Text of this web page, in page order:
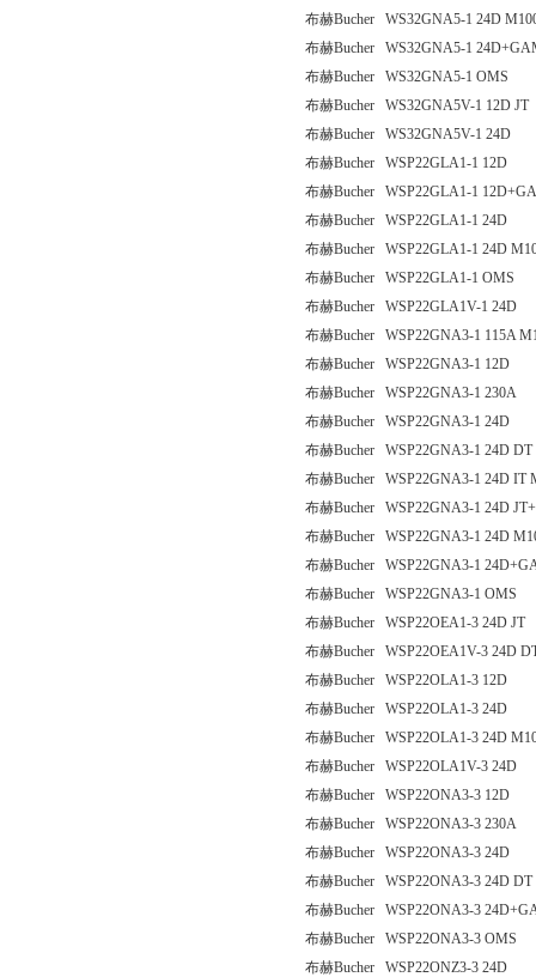
布赫Bucher WS32GNA5-1 24D
布赫Bucher WS32GNA5-1
布赫Bucher WS32GNA5-1 OMS
布赫Bucher WS32GNA5V-1 12D JT
布赫Bucher WS32GNA5V-1 24D
布赫Bucher WSP22GLA1-1 12D
布赫Bucher WSP22GLA1-1
布赫Bucher WSP22GLA1-1 24D
布赫Bucher WSP22GLA1-1 24D
布赫Bucher WSP22GLA1-1 OMS
布赫Bucher WSP22GLA1V-1 24D
布赫Bucher WSP22GNA3-1 115A
布赫Bucher WSP22GNA3-1 12D
布赫Bucher WSP22GNA3-1 230A
布赫Bucher WSP22GNA3-1 24D
布赫Bucher WSP22GNA3-1 24D DT
布赫Bucher WSP22GNA3-1 24D IT
布赫Bucher WSP22GNA3-1 24D
布赫Bucher WSP22GNA3-1 24D
布赫Bucher WSP22GNA3-1
布赫Bucher WSP22GNA3-1 OMS
布赫Bucher WSP22OEA1-3 24D JT
布赫Bucher WSP22OEA1V-3 24D
布赫Bucher WSP22OLA1-3 12D
布赫Bucher WSP22OLA1-3 24D
布赫Bucher WSP22OLA1-3 24D
布赫Bucher WSP22OLA1V-3 24D
布赫Bucher WSP22ONA3-3 12D
布赫Bucher WSP22ONA3-3 230A
布赫Bucher WSP22ONA3-3 24D
布赫Bucher WSP22ONA3-3 24D DT
布赫Bucher WSP22ONA3-3
布赫Bucher WSP22ONA3-3 OMS
布赫Bucher WSP22ONZ3-3 24D